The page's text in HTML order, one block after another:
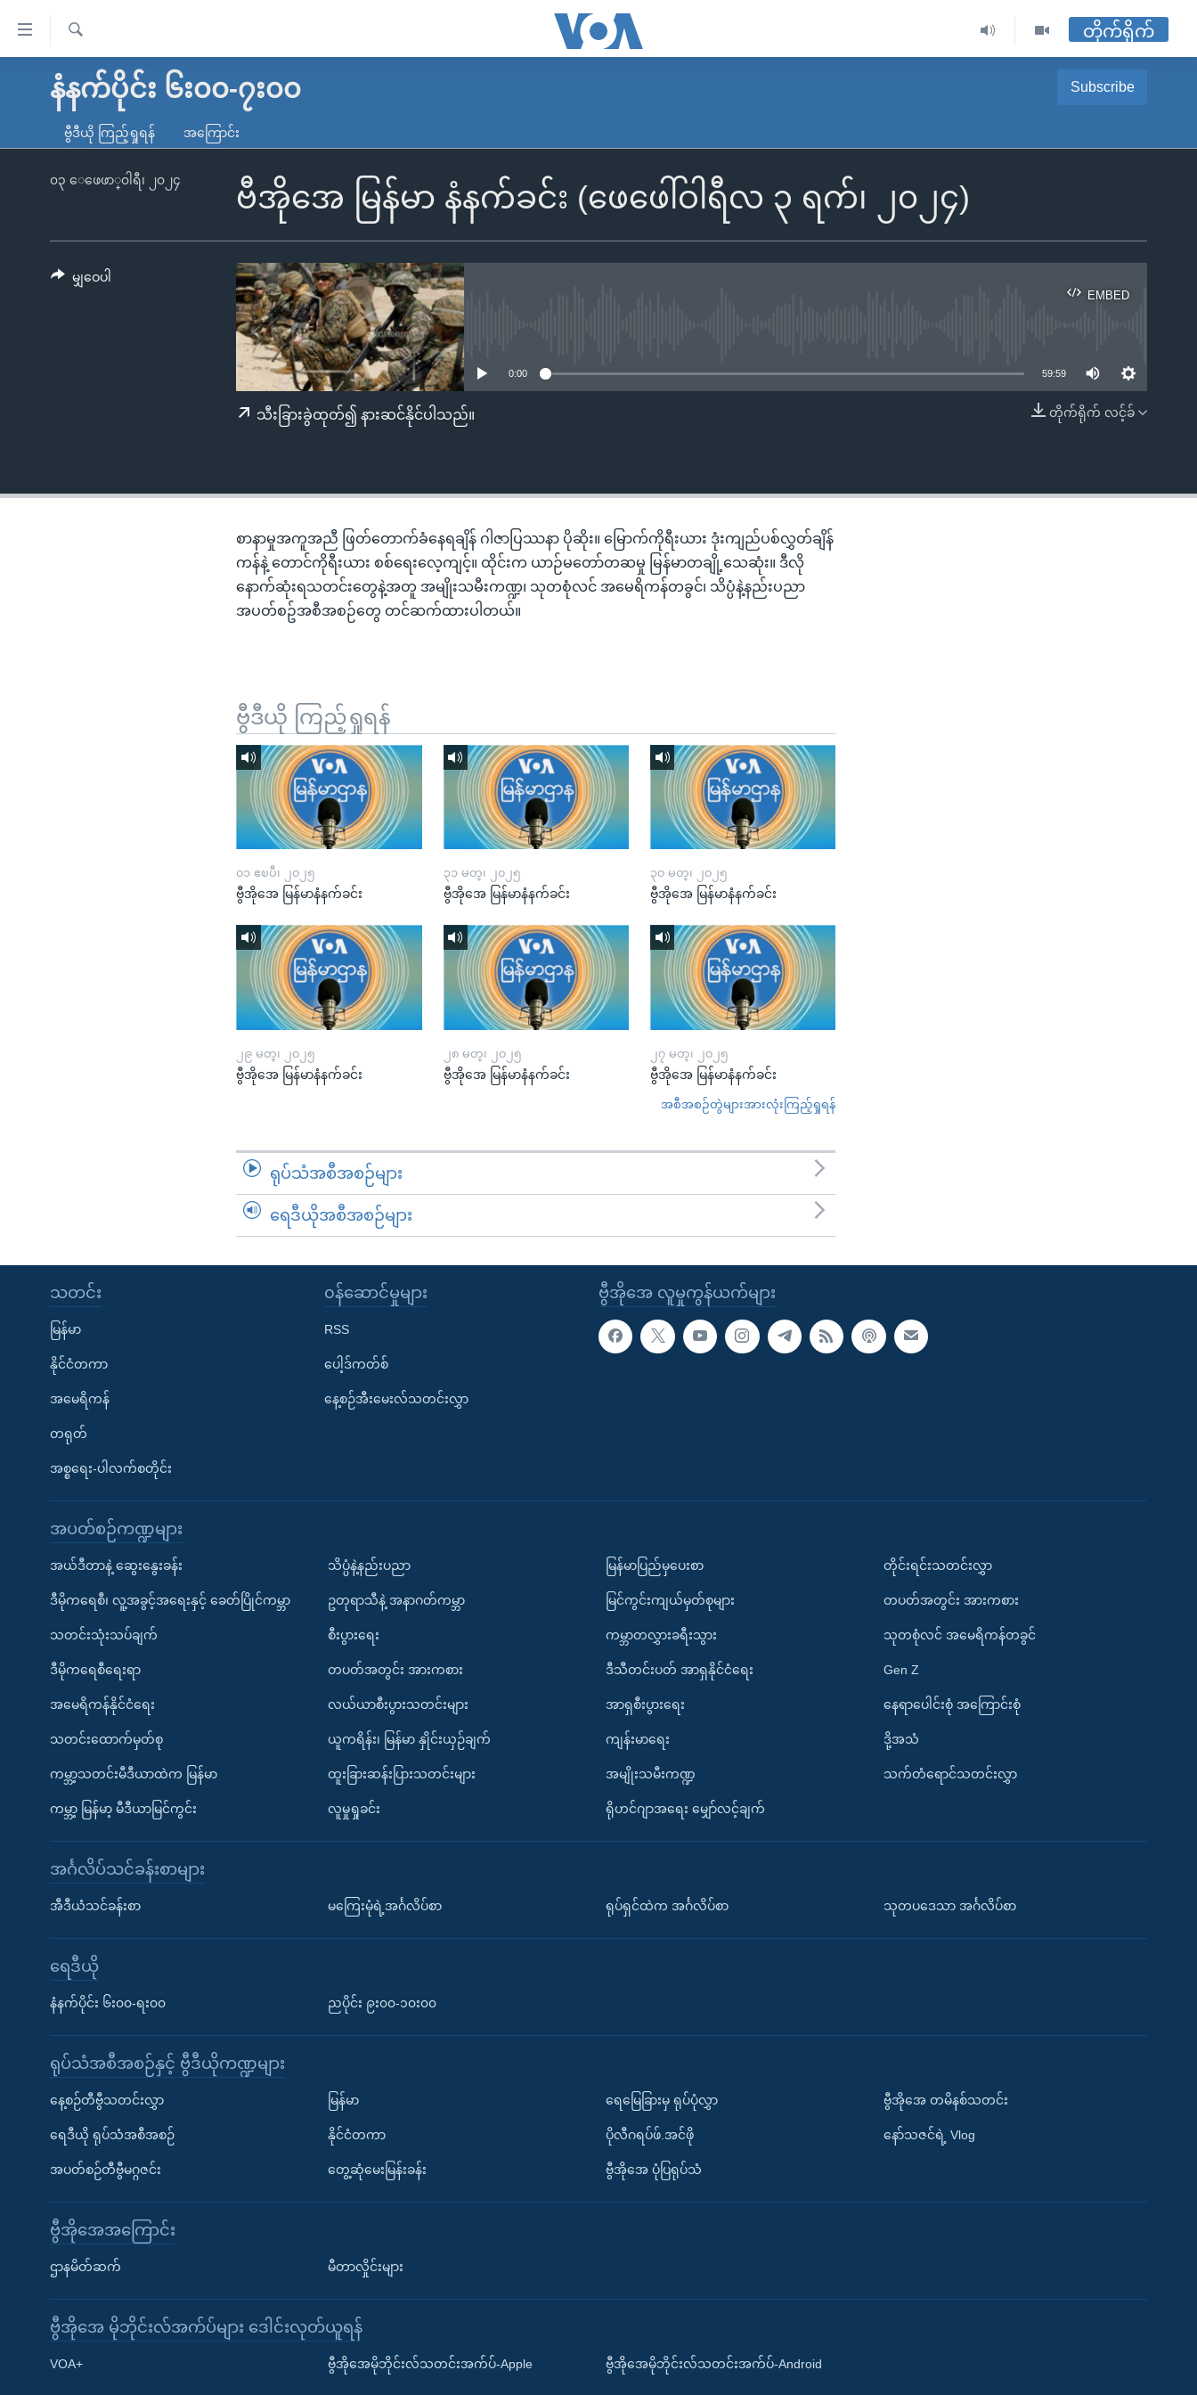
လွယ်ကူ
သည့်
ကျော်
မူလစာမျက်နှာ
ကမ္ဘာ့သတင်းများ
နိုင်ငံတကာ
တရုတ်
အစ္စရေး-ပါလက်စတိုင်း
ရပ်ဝန်းတခု လမ်းတခု အလွန်
အင်္ဂလိပ်စာလေ့လာမယ်
Learning English
ရ
လာ
တိုက်ရိုက်
နံနက်ပိုင်း ၆း၀၀-၇း၀၀ Subscribe
Apple Podcasts
Spotify
ဗွီဒီယို ကြည့်ရှုရန် အကြောင်း
ဗီအိုအေ မြန်မာ နံနက်ခင်း (ဖေဖေါ်ဝါရီလ ၃ ရက်၊ ၂၀၂၄)
၀၃ ေဖေဖာ္၀ါရီ၊ ၂၀၂၄
EMBED
EMBED
0:00 59:59
တိုက်ရိုက် လင့်ခ်
သီးခြားခွဲထုတ်၍ နားဆင်နိုင်ပါသည်။
မျှဝေပါ
စာနာမှုအကူအညီ ဖြတ်တောက်ခံနေရချိန် ဂါဇာပြဿနာ ပိုဆိုး။ မြောက်ကိုရီးယား ဒုံးကျည်ပစ်လွှတ်ချိန်
ကန်နဲ့ တောင်ကိုရီးယား စစ်ရေးလေ့ကျင့်။ ထိုင်းက ယာဉ်မတော်တဆမှု မြန်မာတချို့သေဆုံး။ ဒီလို
နောက်ဆုံးရသတင်းတွေနဲ့အတူ အမျိုးသမီးကဏ္ဍ၊ သုတစုံလင် အမေရိကန်တခွင်၊ သိပ္ပံနဲ့နည်းပညာ
အပတ်စဥ်အစီအစဉ်တွေ တင်ဆက်ထားပါတယ်။
ဗွီဒီယို ကြည့်ရှုရန်
၀၁ ဧၿပီ၊ ၂၀၂၅
ဗွီအိုအေ မြန်မာနံနက်ခင်း
၃၁ မတ္၊ ၂၀၂၅
ဗွီအိုအေ မြန်မာနံနက်ခင်း
၃၀ မတ္၊ ၂၀၂၅
ဗွီအိုအေ မြန်မာနံနက်ခင်း
၂၉ မတ္၊ ၂၀၂၅
ဗွီအိုအေ မြန်မာနံနက်ခင်း
၂၈ မတ္၊ ၂၀၂၅
ဗွီအိုအေ မြန်မာနံနက်ခင်း
၂၇ မတ္၊ ၂၀၂၅
ဗွီအိုအေ မြန်မာနံနက်ခင်း
အစီအစဉ်တွဲများအားလုံးကြည့်ရှုရန်
ရုပ်သံအစီအစဉ်များ
ရေဒီယိုအစီအစဉ်များ
ဗွီအိုအေ လူမှုကွန်ယက်များ
သတင်း
မြန်မာ
နိုင်ငံတကာ
အမေရိကန်
တရုတ်
အစ္စရေး-ပါလက်စတိုင်း
၀န်ဆောင်မှုများ
RSS
ပေါ့ဒ်ကတ်စ်
နေ့စဉ်အီးမေးလ်သတင်းလွှာ
အပတ်စဉ်ကဏ္ဍများ
အယ်ဒီတာနဲ့ ဆွေးနွေးခန်း
ဒီမိုကရေစီ၊ လူ့အခွင့်အရေးနှင့် ခေတ်ပြိုင်ကမ္ဘာ
သတင်းသုံးသပ်ချက်
ဒီမိုကရေစီရေးရာ
အမေရိကန်နိုင်ငံရေး
သတင်းထောက်မှတ်စု
ကမ္ဘာ့သတင်းမီဒီယာထဲက မြန်မာ
ကမ္ဘာ့ မြန်မာ့ မီဒီယာမြင်ကွင်း
သိပ္ပံနဲ့နည်းပညာ
ဥတုရာသီနဲ့ အနာဂတ်ကမ္ဘာ
စီးပွားရေး
တပတ်အတွင်း အားကစား
လယ်ယာစီးပွားသတင်းများ
ယူကရိန်း၊ မြန်မာ နှိုင်းယှဉ်ချက်
ထူးခြားဆန်းပြားသတင်းများ
လူမှုရှုခင်း
မြန်မာပြည်မှပေးစာ
မြင်ကွင်းကျယ်မှတ်စုများ
ကမ္ဘာတလွှားခရီးသွား
ဒီသီတင်းပတ် အာရှနိုင်ငံရေး
အာရှစီးပွားရေး
ကျန်းမာရေး
အမျိုးသမီးကဏ္ဍ
ရိုဟင်ဂျာအရေး မျှော်လင့်ချက်
တိုင်းရင်းသတင်းလွှာ
တပတ်အတွင်း အားကစား
သုတစုံလင် အမေရိကန်တခွင်
Gen Z
နေရာပေါင်းစုံ အကြောင်းစုံ
ဒို့အသံ
သက်တံရောင်သတင်းလွှာ
အင်္ဂလိပ်သင်ခန်းစာများ
အီဒီယံသင်ခန်းစာ မကြေးမုံရဲ့အင်္ဂလိပ်စာ ရုပ်ရှင်ထဲက အင်္ဂလိပ်စာ သုတပဒေသာ အင်္ဂလိပ်စာ
ရေဒီယို
နံနက်ပိုင်း ၆း၀၀-ရး၀၀ ညပိုင်း ၉း၀၀-၁၀း၀၀
ရုပ်သံအစီအစဉ်နှင့် ဗွီဒီယိုကဏ္ဍများ
နေ့စဉ်တီဗွီသတင်းလွှာ
ရေဒီယို ရုပ်သံအစီအစဉ်
အပတ်စဉ်တီဗွီမဂ္ဂဇင်း
မြန်မာ
နိုင်ငံတကာ
တွေ့ဆုံမေးမြန်းခန်း
ရေမြေခြားမှ ရုပ်ပုံလွှာ
ပိုလီဂရပ်ဖ်.အင်ဖို
ဗွီအိုအေ ပုံပြရုပ်သံ
ဗွီအိုအေ တမိနစ်သတင်း
နော်သဇင်ရဲ့ Vlog
ဗွီအိုအေအကြောင်း
ဌာနမိတ်ဆက် မီတာလှိုင်းများ
ဗွီအိုအေ မိုဘိုင်းလ်အက်ပ်များ ဒေါင်းလုတ်ယူရန်
VOA+ ဗွီအိုအေမိုဘိုင်းလ်သတင်းအက်ပ်-Apple ဗွီအိုအေမိုဘိုင်းလ်သတင်းအက်ပ်-Android